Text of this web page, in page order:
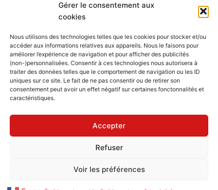
Gérer le consentement aux
cookies
Nous utilisons des technologies telles que les cookies pour stocker et/ou
accéder aux informations relatives aux appareils. Nous le faisons pour
améliorer l’expérience de navigation et pour afficher des publicités
(non-)personnalisées. Consentir à ces technologies nous autorisera à
traiter des données telles que le comportement de navigation ou les ID
uniques sur ce site. Le fait de ne pas consentir ou de retirer son
consentement peut avoir un effet négatif sur certaines fonctonnalités et
caractéristiques.
Accepter
Refuser
Voir les préférences
120, chemin des Salines
73200 Albertville - Savoie
Blog
Outils généalogiques
Contact
Plan du site
Mentions légales
Politique de confidentialité
Politique de cookies (UE)